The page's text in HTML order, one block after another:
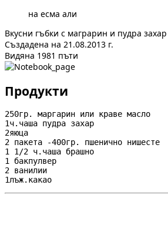
на есма али
Вкусни гъбки с маграрин и пудра захар
Създадена на 21.08.2013 г.
Видяна 1981 пъти
Продукти
250гр. маргарин или краве масло
1ч.чаша пудра захар
2яюца
2 пакета -400гр. пшенично нишесте
1 1/2 ч.чаша брашно
1 бакпулвер
2 ванилии
1лъж.какао